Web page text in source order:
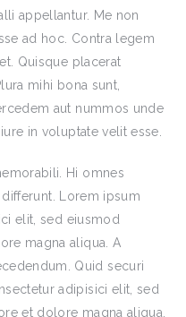
appellantur. Me non
ad hoc. Contra legem
Quisque placerat
mihi bona sunt,
aut nummos unde
in voluptate velit esse.
Hi omnes
Lorem ipsum
elit, sed eiusmod
magna aliqua. A
Quid securi
adipisici elit, sed
et dolore magna aliqua.